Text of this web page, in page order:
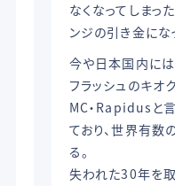
なくなってしまっ
ンジの引き金にな
今や日本国内に
フラッシュのキオ
MC・Rapidusと
ており、世界有数
る。
失われた30年を